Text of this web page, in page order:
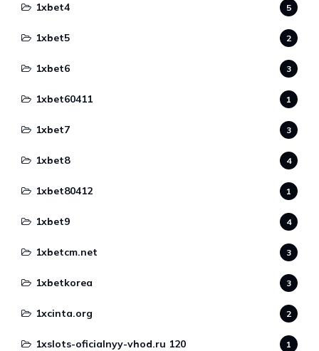
1xbet4 5
1xbet5 2
1xbet6 3
1xbet60411 1
1xbet7 3
1xbet8 4
1xbet80412 1
1xbet9 4
1xbetcm.net 3
1xbetkorea 3
1xcinta.org 2
1xslots-oficialnyy-vhod.ru 120 1